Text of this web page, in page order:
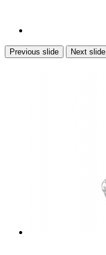
Previous slide Next slide